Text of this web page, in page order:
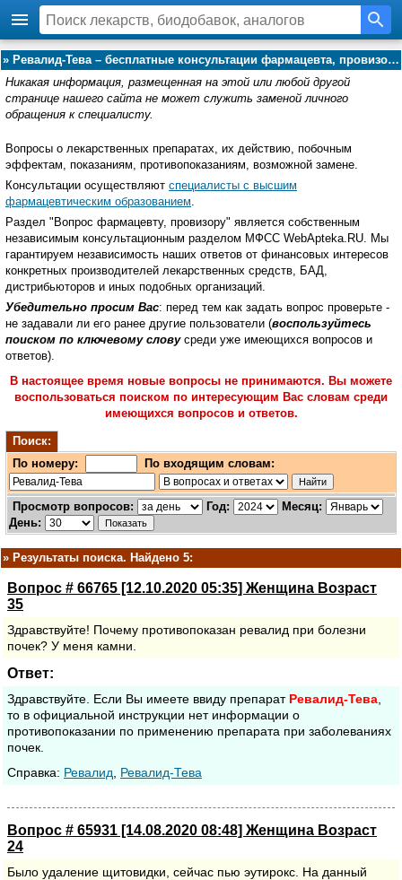
» Ревалид-Тева – бесплатные консультации фармацевта, провизора:
Никакая информация, размещенная на этой или любой другой
странице нашего сайта не может служить заменой личного
обращения к специалисту.
Вопросы о лекарственных препаратах, их действию, побочным
эффектам, показаниям, противопоказаниям, возможной замене.
Консультации осуществляют специалисты с высшим
фармацевтическим образованием.
Раздел "Вопрос фармацевту, провизору" является собственным
независимым консультационным разделом МФСС WebApteka.RU. Мы
гарантируем независимость наших ответов от финансовых интересов
конкретных производителей лекарственных средств, БАД,
дистрибьюторов и иных подобных организаций.
Убедительно просим Вас: перед тем как задать вопрос проверьте -
не задавали ли его ранее другие пользователи (воспользуйтесь
поиском по ключевому словусреди уже имеющихся вопросов и
ответов).
В настоящее время новые вопросы не принимаются. Вы можете
воспользоваться поиском по интересующим Вас словам среди
имеющихся вопросов и ответов.
Поиск:
По номеру:
По входящим словам:
Просмотр вопросов: Год:
Месяц:
День:
» Результаты поиска. Найдено 5:
Вопрос # 66765 [12.10.2020 05:35] Женщина Возраст
35
Здравствуйте! Почему противопоказан ревалид при болезни
почек? У меня камни.
Ответ:
Здравствуйте. Если Вы имеете ввиду препарат Ревалид-Тева
то в официальной инструкции нет информации о
противопоказании по применению препарата при заболеваниях
почек.
Cправка: Ревалид Ревалид-Тева
Вопрос # 65931 [14.08.2020 08:48] Женщина Возраст
24
Было удаление щитовидки, сейчас пью эутирокс. На данный